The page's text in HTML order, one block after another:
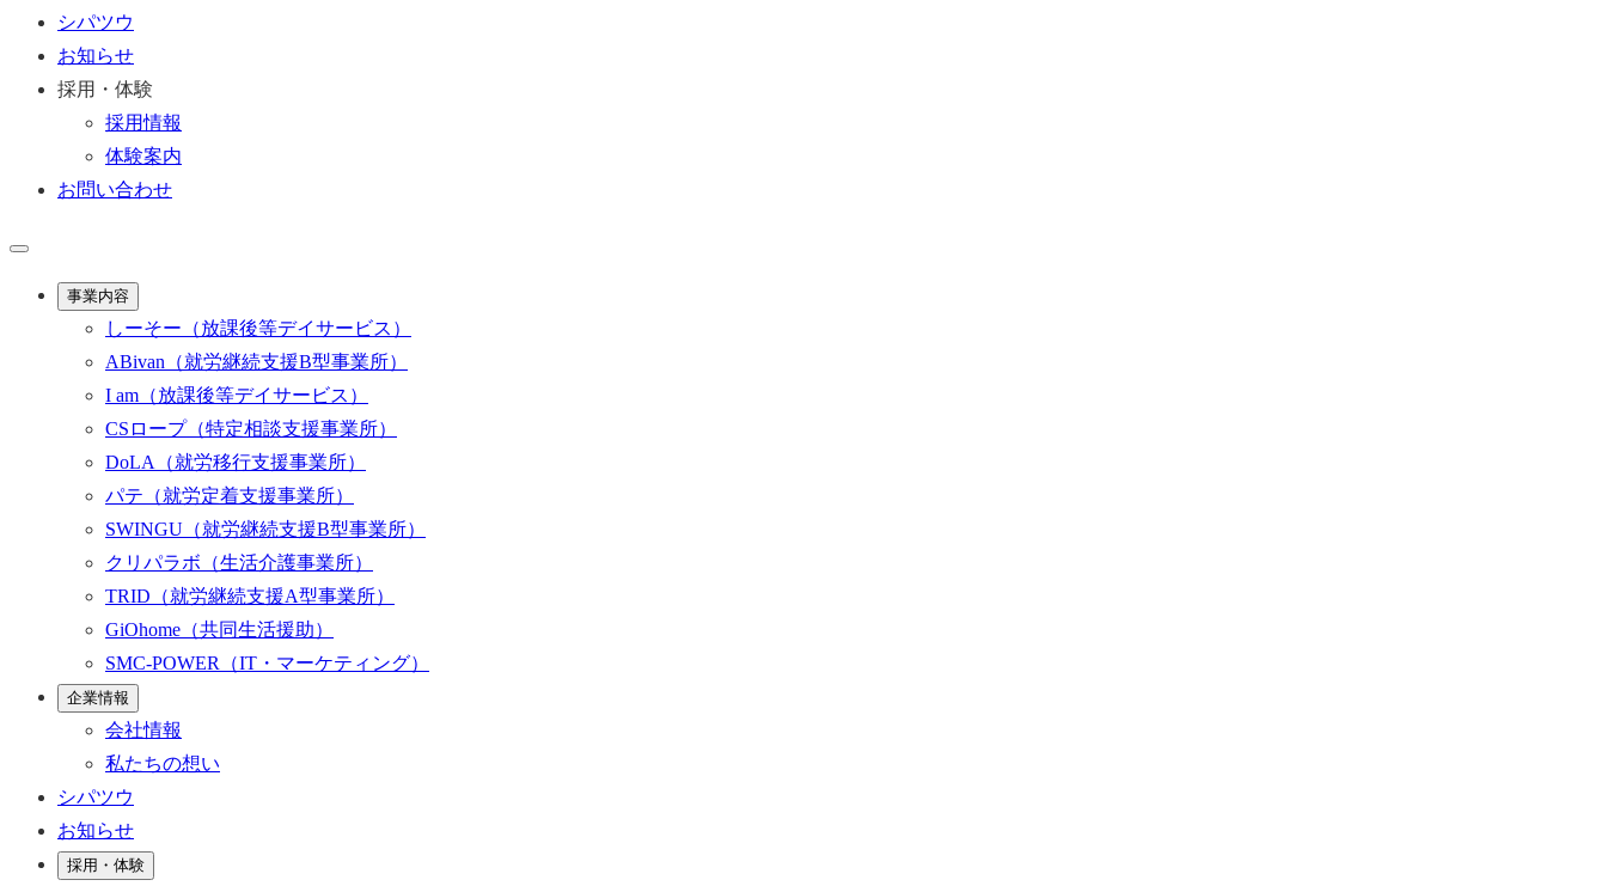
シパツウ
お知らせ
採用・体験
採用情報
体験案内
お問い合わせ
事業内容
しーそー （放課後等デイサービス）
ABivan （就労継続支援B型事業所）
I am （放課後等デイサービス）
CSロープ（特定相談支援事業所）
DoLA
（就労移行支援事業所）
パテ （就労定着支援事業所）
SWINGU （就労継続支援B型事業所）
クリパラボ （生活介護事業所）
TRID （就労継続支援A型事業所）
GiOhome （共同生活援助）
SMC-POWER
（IT・マーケティング）
企業情報
会社情報
私たちの想い
シパツウ
お知らせ
採用・体験